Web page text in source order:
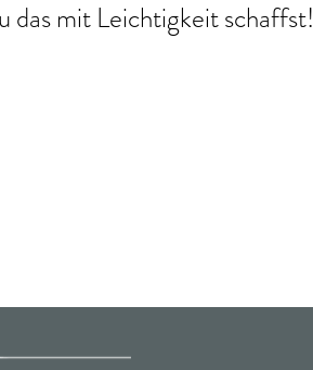
das mit Leichtigkeit schaffst!